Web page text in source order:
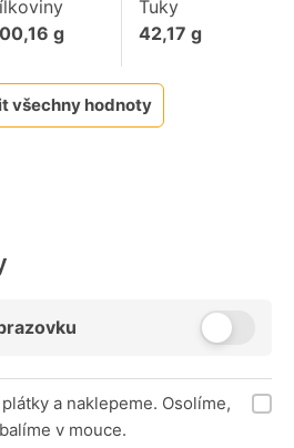
g
Tuky
42,17 g
všechny hodnoty
a naklepeme. Osolíme,
v mouce.